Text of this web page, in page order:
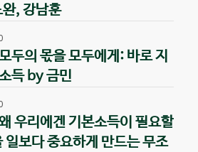
, 강남훈
두의 몫을 모두에게: 바로 지
득 by 금민
우리에겐 기본소득이 필요할
일보다 중요하게 만드는 무조